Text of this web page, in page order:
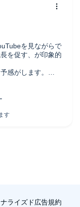
を見ながらで
を促す、が印象的
感がします。
いですね。子ども
けど大切ですね。
ライズド広告規約